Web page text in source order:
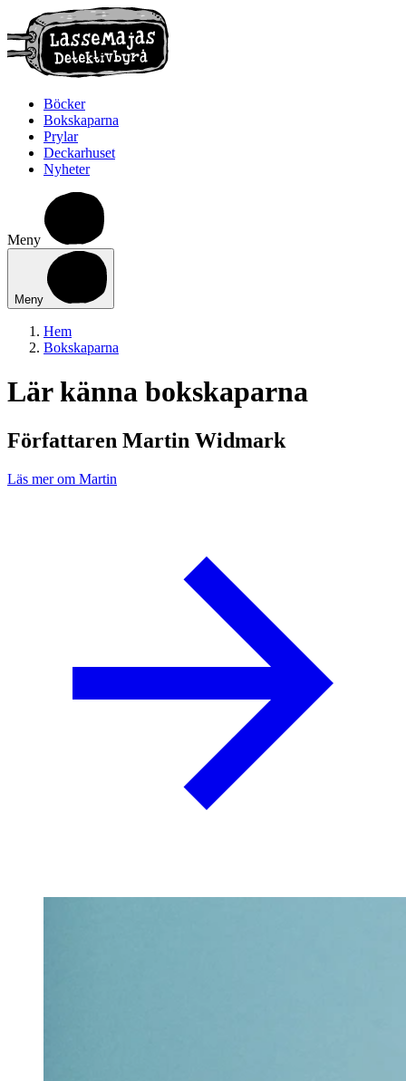
Böcker
Bokskaparna
Prylar
Deckarhuset
Nyheter
Meny
Meny
Hem
Bokskaparna
Lär känna bokskaparna
Författaren Martin Widmark
Läs mer om Martin